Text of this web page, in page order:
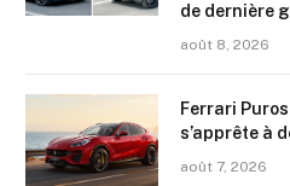
de dernière
août 8, 2026
Ferrari
s’apprête à
août 7, 2026